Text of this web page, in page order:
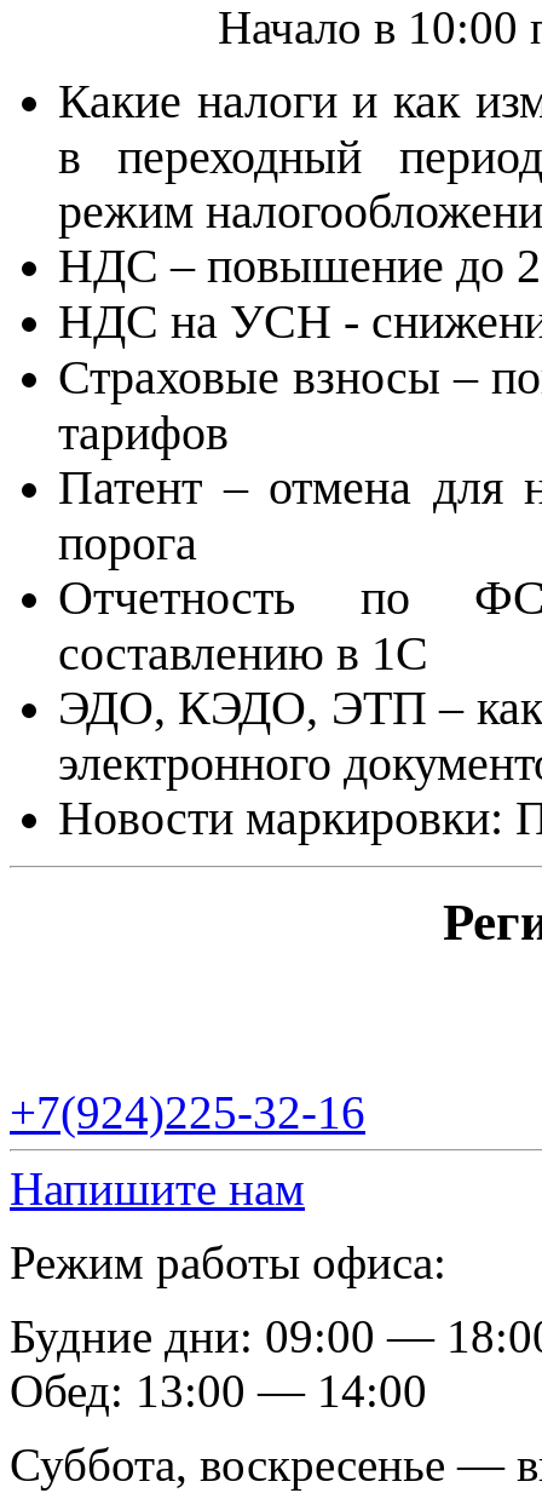
Начало в 10:00
Какие налоги и как
в переходный
режим
НДС – повышение до
НДС на УСН -
Страховые взносы –
тарифов
Патент – отмена для
порога
Отчетность по
составлению в 1С
ЭДО, КЭДО, ЭТП – как
электронного
Новости маркировки:
+7(924)225-32-16
Напишите нам
Режим работы офиса:
Будние дни: 09:00 —
Обед: 13:00 — 14:00
Суббота, воскресенье —